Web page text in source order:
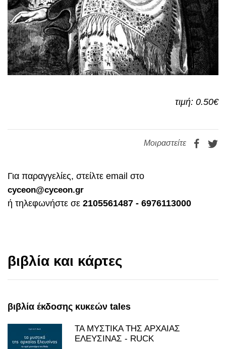
τιμή: 0.50€
Μοιραστείτε
Για παραγγελίες, στείλτε email στο
cyceon@cyceon.gr
ή τηλεφωνήστε σε 2105561487 - 6976113000
βιβλία και κάρτες
βιβλία έκδοσης κυκεών tales
ΤΑ ΜΥΣΤΙΚΑ ΤΗΣ ΑΡΧΑΙΑΣ
ΕΛΕΥΣΙΝΑΣ - RUCK